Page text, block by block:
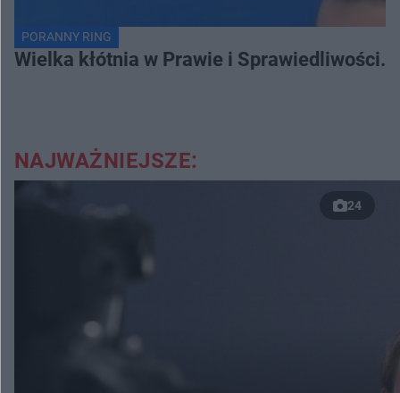
PORANNY RING
Wielka kłótnia w Prawie i Sprawiedliwości.
NAJWAŻNIEJSZE:
24